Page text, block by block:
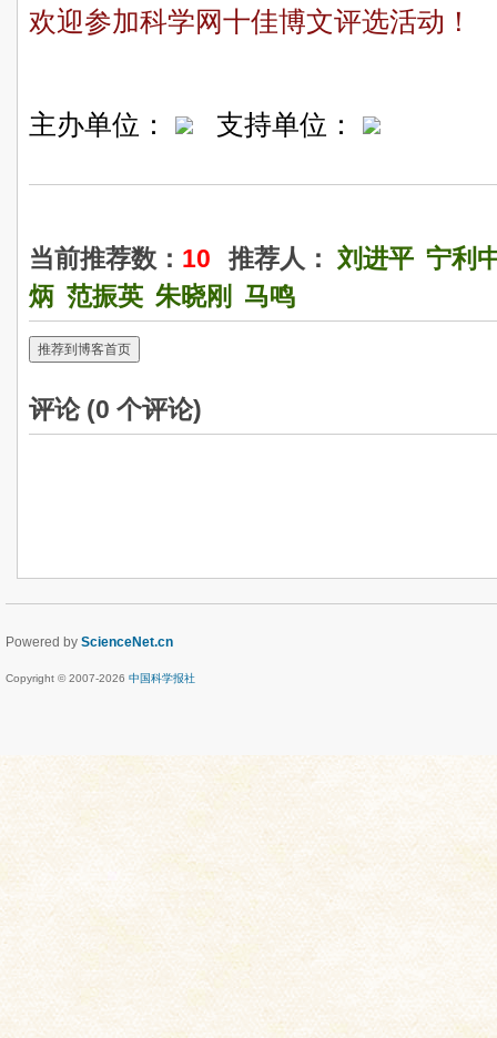
欢迎参加科学网十佳博文评选活动！
主办单位： 支持单位：
当前推荐数： 10 推荐人： 刘进平 宁利
炳 范振英 朱晓刚 马鸣
推荐到博客首页
评论 (0 个评论)
Powered by ScienceNet.cn
Copyright © 2007-2026 中国科学报社